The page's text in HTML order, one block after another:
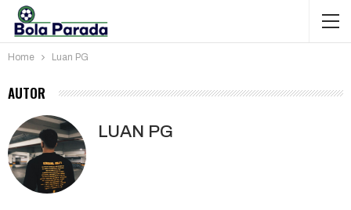
Home Luan PG
AUTOR
LUAN PG